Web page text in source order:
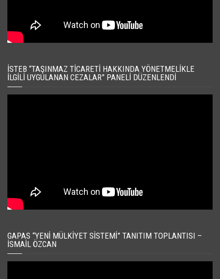
İSTEB “TAŞINMAZ TICARETI HAKKINDA YÖNETMELIKLE
İLGILI UYGULANAN CEZALAR” PANELI DÜZENLENDI
GAPAS “YENI MÜLKIYET SISTEMI” TANITIM TOPLANTISI –
İSMAIL ÖZCAN